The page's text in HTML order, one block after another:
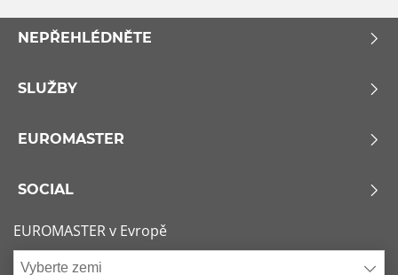
Zemědělská technika (0)
Dojezdové (0)
NEPŘEHLÉDNĚTE
SLUŽBY
EUROMASTER
SOCIAL
EUROMASTER v Evropě
Vyberte zemi